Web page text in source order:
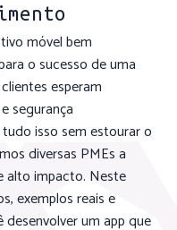
móvel bem
o sucesso de uma
esperam
segurança
isso sem estourar o
diversas PMEs a
alto impacto. Neste
exemplos reais e
um app que